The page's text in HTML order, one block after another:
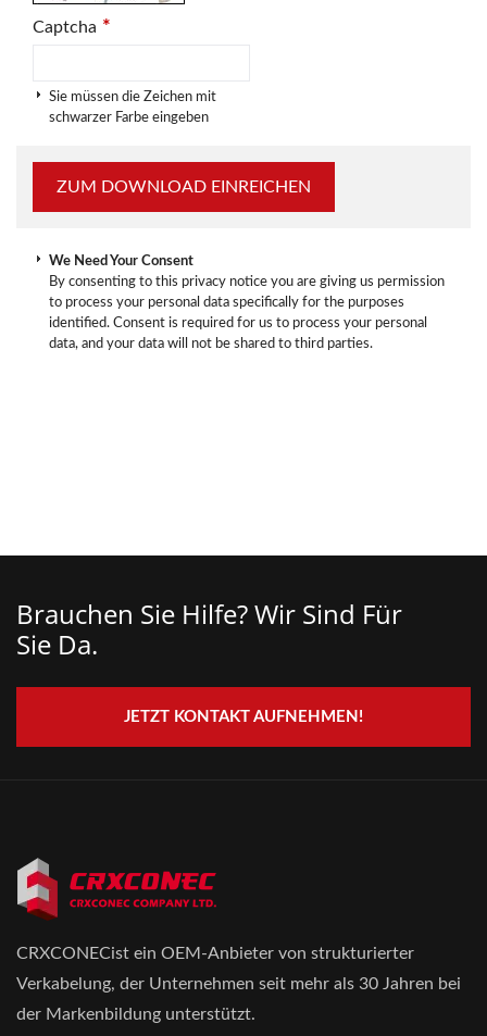
Captcha *
Sie müssen die Zeichen mit
schwarzer Farbe eingeben
We Need Your Consent
By consenting to this privacy notice you are giving us permission
to process your personal data specifically for the purposes
identified. Consent is required for us to process your personal
data, and your data will not be shared to third parties.
Brauchen Sie Hilfe? Wir Sind Für
Sie Da.
JETZT KONTAKT AUFNEHMEN!
CRXCONECist ein OEM-Anbieter von strukturierter
Verkabelung, der Unternehmen seit mehr als 30 Jahren bei
der Markenbildung unterstützt.